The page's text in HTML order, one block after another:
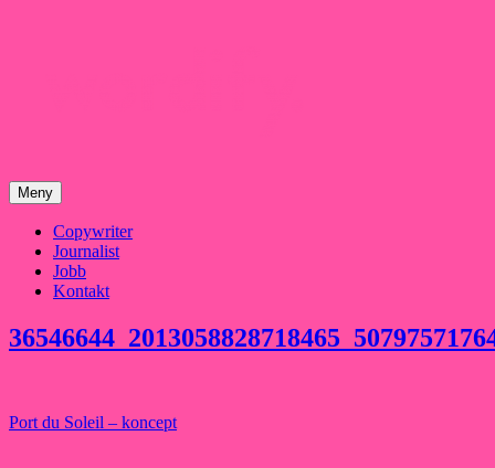
Meny
Copywriter
Journalist
Jobb
Kontakt
Inläggsnavigering
Port du Soleil – koncept